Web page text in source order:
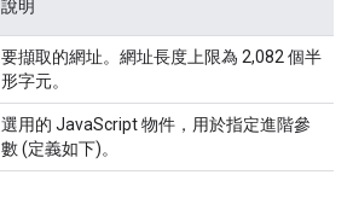
說明
要擷取的網址。網址長度上限為 2,082 個半
形字元。
選用的 JavaScript 物件，用於指定進階參
數 (定義如下)。